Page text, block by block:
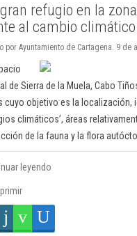
refugio en la
al cambio climático
por Ayuntamiento de Cartagena. 9 de
de Sierra de la Muela, Cabo
cuyo objetivo es la localización,
climáticos’, áreas
de la fauna y la flora
leyendo